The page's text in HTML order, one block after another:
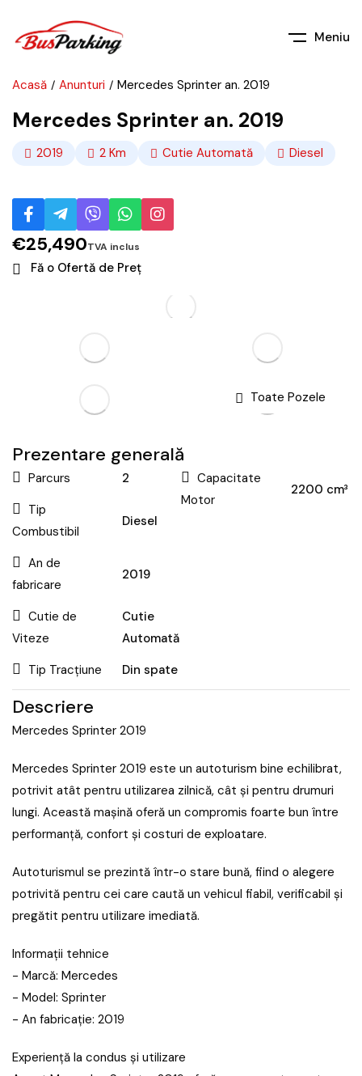
Meniu
Acasă Anunturi Mercedes Sprinter an. 2019
Mercedes Sprinter an. 2019
2019 2 Km Cutie Automată Diesel
€25,490
Fă o Ofertă de Preț
Toate Pozele
Prezentare generală
Parcurs
2
Tip
Combustibil
Diesel
An de
fabricare
2019
Cutie de
Viteze
Cutie
Automată
Tip Tracțiune
Din spate
Capacitate
Motor
2200 cm³
Descriere
Mercedes Sprinter 2019
Mercedes Sprinter 2019 este un autoturism bine echilibrat,
potrivit atât pentru utilizarea zilnică, cât și pentru drumuri
lungi. Această mașină oferă un compromis foarte bun între
performanță, confort și costuri de exploatare.
Autoturismul se prezintă într-o stare bună, fiind o alegere
potrivită pentru cei care caută un vehicul fiabil, verificabil și
pregătit pentru utilizare imediată.
Informații tehnice
- Marcă: Mercedes
- Model: Sprinter
- An fabricație: 2019
Experiență la condus și utilizare